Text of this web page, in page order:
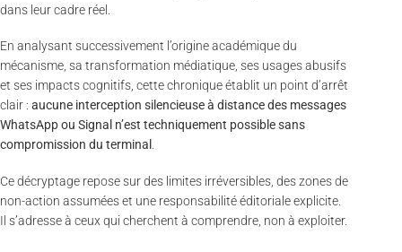
dans leur cadre réel.
En analysant successivement l’origine académique du
mécanisme, sa transformation médiatique, ses usages abusifs
et ses impacts cognitifs, cette chronique établit un point d’arrêt
clair : aucune interception silencieuse à distance des messages
WhatsApp ou Signal n’est techniquement possible sans
compromission du terminal .
Ce décryptage repose sur des limites irréversibles, des zones de
non-action assumées et une responsabilité éditoriale explicite.
Il s’adresse à ceux qui cherchent à comprendre, non à exploiter.